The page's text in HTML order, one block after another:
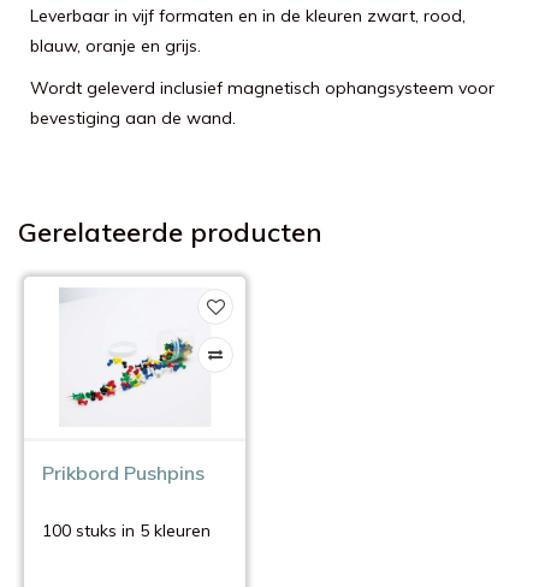
Leverbaar in vijf formaten en in de kleuren zwart, rood,
blauw, oranje en grijs.
Wordt geleverd inclusief magnetisch ophangsysteem voor
bevestiging aan de wand.
Gerelateerde producten
Prikbord Pushpins
100 stuks in 5 kleuren